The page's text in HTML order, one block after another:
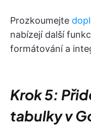
Prozkoumejte
nabízejí další
formátování a
Krok 5:
tabulky v